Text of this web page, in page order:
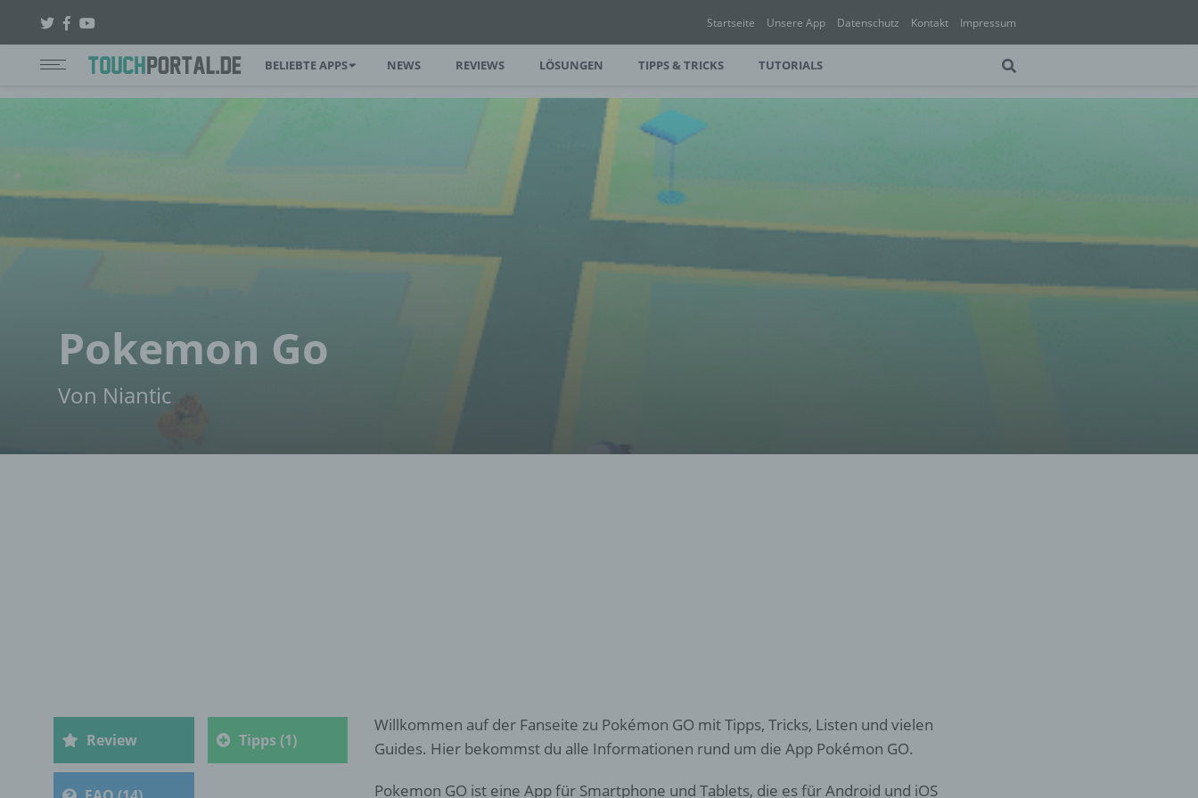
Startseite Unsere App Datenschutz Kontakt Impressum
BELIEBTE APPS NEWS REVIEWS LÖSUNGEN TIPPS & TRICKS TUTORIALS
Pokemon Go
Von Niantic
Willkommen auf der Fanseite zu Pokémon GO mit Tipps, Tricks, Listen und vielen
Guides. Hier bekommst du alle Informationen rund um die App Pokémon GO.
Pokemon GO ist eine App für Smartphone und Tablets, die es für Android und iOS
Review Tipps (1)